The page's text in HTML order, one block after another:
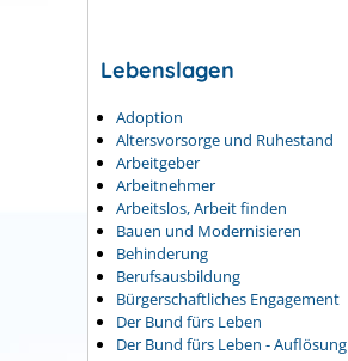
Lebenslagen
Adoption
Altersvorsorge und Ruhestand
Arbeitgeber
Arbeitnehmer
Arbeitslos, Arbeit finden
Bauen und Modernisieren
Behinderung
Berufsausbildung
Bürgerschaftliches Engagement
Der Bund fürs Leben
Der Bund fürs Leben - Auflösung